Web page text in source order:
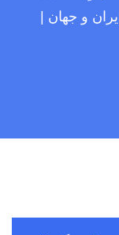
و جهان |